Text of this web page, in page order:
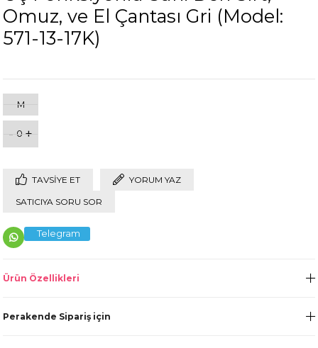
Omuz, ve El Çantası Gri (Model:
571-13-17K)
M
- 0 +
TAVSIYE ET YORUM YAZ
SATICIYA SORU SOR
Telegram
Ürün Özellikleri
Perakende Sipariş için